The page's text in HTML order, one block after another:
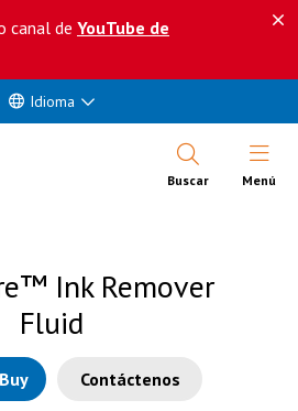
canal de YouTube de
Idioma
Buscar Abrir
Menú
Ink Remover
Fluid
Contáctenos